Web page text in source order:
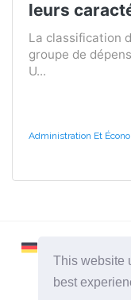
This website
best
leurs
La classification
groupe de
U...
Administration Et